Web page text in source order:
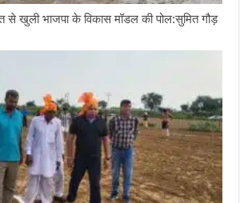
से खुली भाजपा के विकास मॉडल की पोल:सुमित गौड़